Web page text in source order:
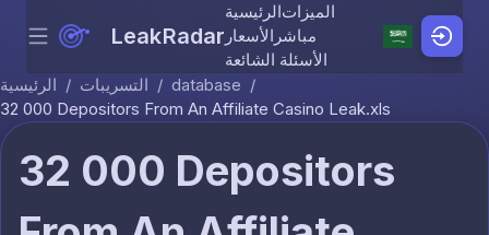
Skip to content
Menu LeakRadar
الرئيسيةالميزات
الأسعار مباشر
الأسئلة الشائعة
الرئيسية / التسريبات / database /
32 000 Depositors From An Affiliate Casino Leak.xls
32 000 Depositors